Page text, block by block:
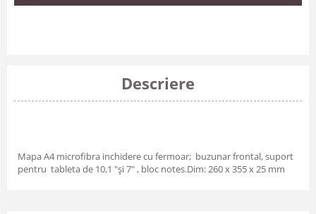
Descriere
Mapa A4 microfibra inchidere cu fermoar; buzunar frontal, suport
pentru tableta de 10,1 "și 7" , bloc notes.Dim: 260 x 355 x 25 mm